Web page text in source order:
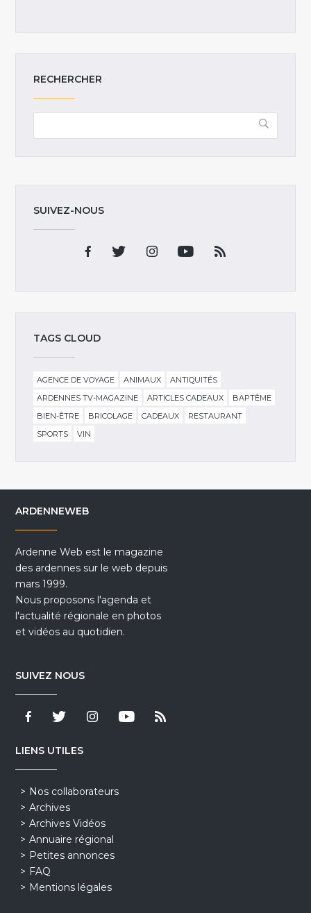
RECHERCHER
SUIVEZ-NOUS
TAGS CLOUD
AGENCE DE VOYAGE ANIMAUX
ANTIQUITÉS
ARDENNES TV-MAGAZINE
ARTICLES CADEAUX
BAPTÊME
BIEN-ÊTRE
BRICOLAGE CADEAUX
RESTAURANT
SPORTS
VIN
ARDENNEWEB
Ardenne Web est le magazine
des ardennes sur le web depuis
mars 1999.
Nous proposons l'agenda et
l'actualité régionale en photos
et vidéos au quotidien.
SUIVEZ NOUS
LIENS UTILES
Nos collaborateurs
Archives
Archives Vidéos
Annuaire régional
Petites annonces
FAQ
Mentions légales